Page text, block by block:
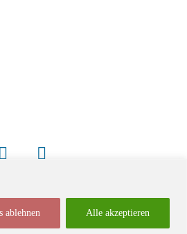
ablehnen Alle akzeptieren
Newsletter Impressum / Kontakt